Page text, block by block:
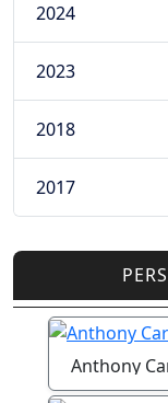
2024
2023
2018
2017
Anthony